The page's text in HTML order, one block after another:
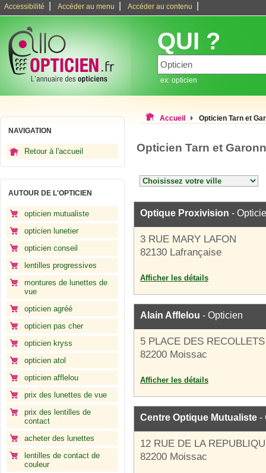
Accessibilité Accéder au menu Accéder au contenu
QUI ?
ex: opticien
NAVIGATION
Retour à l'accueil
AUTOUR DE L'OPTICIEN
opticien mutualiste
opticien lunetier
opticien conseil
lentilles progressives
montures de lunettes de
vue
opticien agréé
opticien pas cher
opticien kryss
opticien atol
opticien afflelou
prix des lunettes de vue
prix des lentilles de
contact
acheter des lunettes
lentilles de contact de
couleur
Accueil Opticien Tarn et
Opticien Tarn et
Optique Proxivision -
3 RUE MARY LAFON
82130 Lafrançaise
Afficher les détails
Alain Afflelou - Opticien
5 PLACE DES RECOLLETS
82200 Moissac
Afficher les détails
Centre Optique Mutualiste -
12 RUE DE LA
82200 Moissac